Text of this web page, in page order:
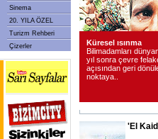
Sinema
20. YILA ÖZEL
Turizm Rehberi
Çizerler
Küresel ısınma
Bilimadamları
yıl sonra çevre
açısından geri
noktaya..
'El